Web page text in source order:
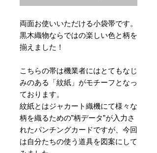
両面お使いいただける小袋帯です。
黒木織物ならではの楽しい色と柄を
揃えました！
こちらの帯は機業者にはとてもなじ
みのある「紋紙」がモチーフとなっ
ております。
紋紙とはジャカート織機にて様々な
柄を織るための”柄データ”が入力さ
れたパンチングカードですが、今回
は自分たちの使う道具を図案にして